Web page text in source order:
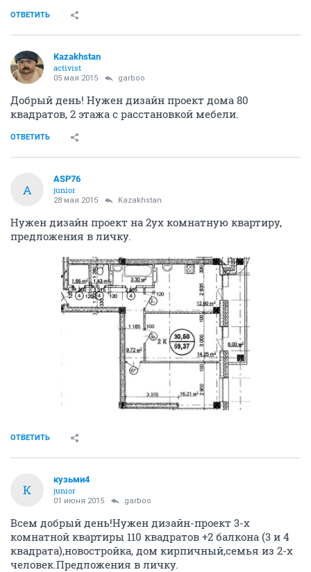
ОТВЕТИТЬ
Kazakhstan
activist
05 мая 2015 garboo
Добрый день! Нужен дизайн проект дома 80
квадратов, 2 этажа с расстановкой мебели.
ОТВЕТИТЬ
A
ASP76
junior
28 мая 2015 Kazakhstan
Нужен дизайн проект на 2ух комнатную квартиру,
предложения в личку.
ОТВЕТИТЬ
К
кузьми4
junior
01 июня 2015 garboo
Всем добрый день!Нужен дизайн-проект 3-х
комнатной квартиры 110 квадратов +2 балкона (3 и 4
квадрата),новостройка, дом кирпичный,семья из 2-х
человек.Предложения в личку.